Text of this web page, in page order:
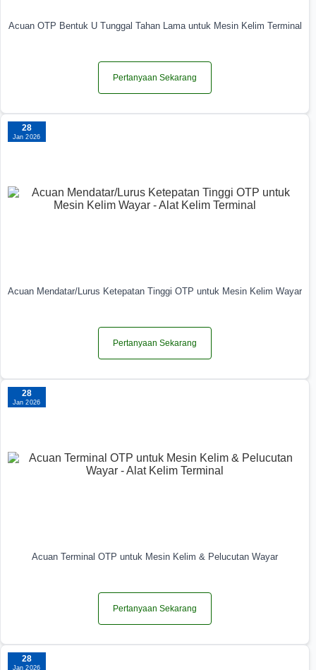
Acuan OTP Bentuk U Tunggal Tahan Lama untuk Mesin Kelim Terminal
Pertanyaan Sekarang
28
Jan 2026
Acuan Mendatar/Lurus Ketepatan Tinggi OTP untuk Mesin Kelim Wayar
Pertanyaan Sekarang
28
Jan 2026
Acuan Terminal OTP untuk Mesin Kelim & Pelucutan Wayar
Pertanyaan Sekarang
28
Jan 2026